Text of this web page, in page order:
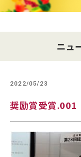
ニュ
2022/05/23
奨励賞受賞.001